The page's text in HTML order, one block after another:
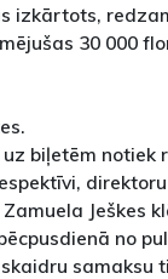
izkārtots,
30 000
biļetēm notiek
Ješkes
no
samaksu